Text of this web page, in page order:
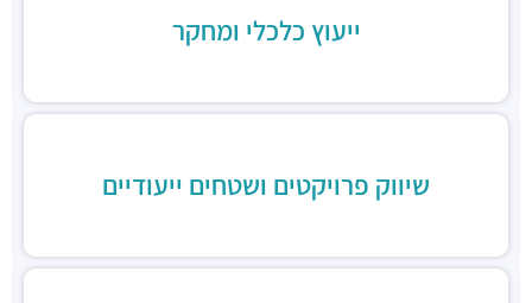
ייעוץ כלכלי ומחקר
שיווק פרויקטים ושטחים ייעודיים